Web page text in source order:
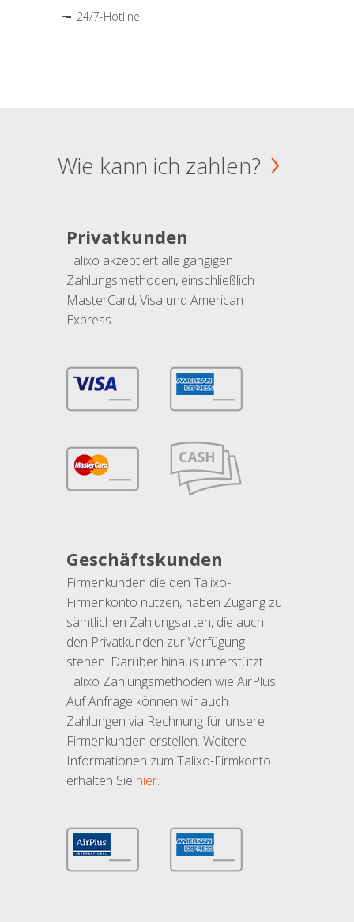
24/7-Hotline
Wie kann ich zahlen?
Privatkunden
Talixo akzeptiert alle gängigen
Zahlungsmethoden, einschließlich
MasterCard, Visa und American
Express.
Geschäftskunden
Firmenkunden die den Talixo-
Firmenkonto nutzen, haben Zugang zu
sämtlichen Zahlungsarten, die auch
den Privatkunden zur Verfügung
stehen. Darüber hinaus unterstützt
Talixo Zahlungsmethoden wie AirPlus.
Auf Anfrage können wir auch
Zahlungen via Rechnung für unsere
Firmenkunden erstellen. Weitere
Informationen zum Talixo-Firmkonto
erhalten Sie hier.